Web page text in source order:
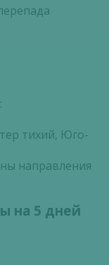
тихий, Юго-
направления
на 5 дней